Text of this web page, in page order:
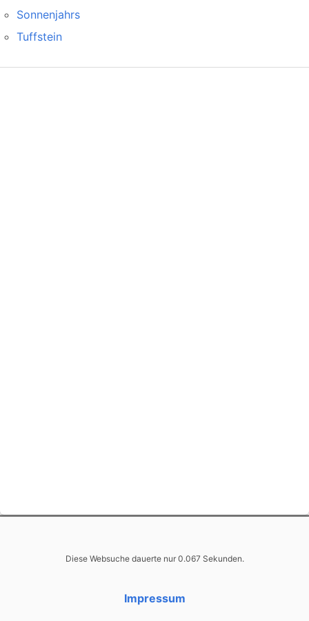
Sonnenjahrs
Tuffstein
Diese Websuche dauerte nur 0.067 Sekunden.
Impressum